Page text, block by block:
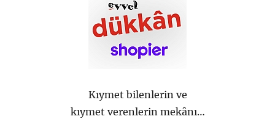
Kıymet bilenlerin ve
kıymet verenlerin mekânı…